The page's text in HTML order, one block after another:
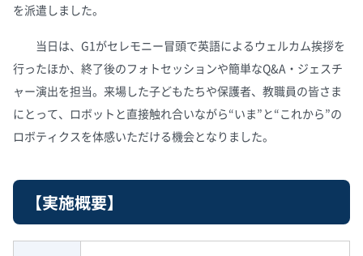
を派遣しました。
当日は、G1がセレモニー冒頭で英語によるウェルカム挨拶を
行ったほか、終了後のフォトセッションや簡単なQ&A・ジェスチ
ャー演出を担当。来場した子どもたちや保護者、教職員の皆さま
にとって、ロボットと直接触れ合いながら“いま”と“これから”の
ロボティクスを体感いただける機会となりました。
【実施概要】